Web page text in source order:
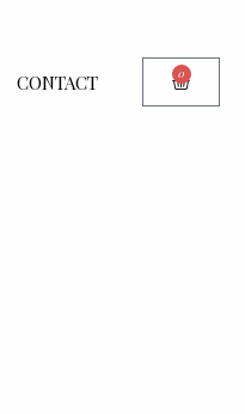
CONTACT 0